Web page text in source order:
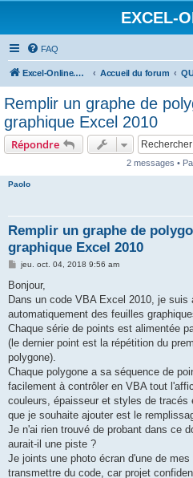
EXCEL-
FAQ
Excel-Online.net Accueil du forum
Remplir un graphe de
graphique Excel 2010
Répondre
2 messages •
Paolo
Remplir un graphe de
graphique Excel 2010
M
s
a
g
jeu. oct. 04, 2018 9:56 am
Bonjour,
Dans un code VBA Excel 2010, je suis
automatiquement des feuilles
Chaque série de points est alimentée
(le dernier point est la répétition du
polygone).
Chaque polygone a sa séquence de
facilement à contrôler en VBA tout
couleurs, épaisseur et styles de
que je souhaite ajouter est le
Je n'ai rien trouvé de probant dans ce
aurait-il une piste ?
Je joints une photo écran d'une de
transmettre du code, car projet